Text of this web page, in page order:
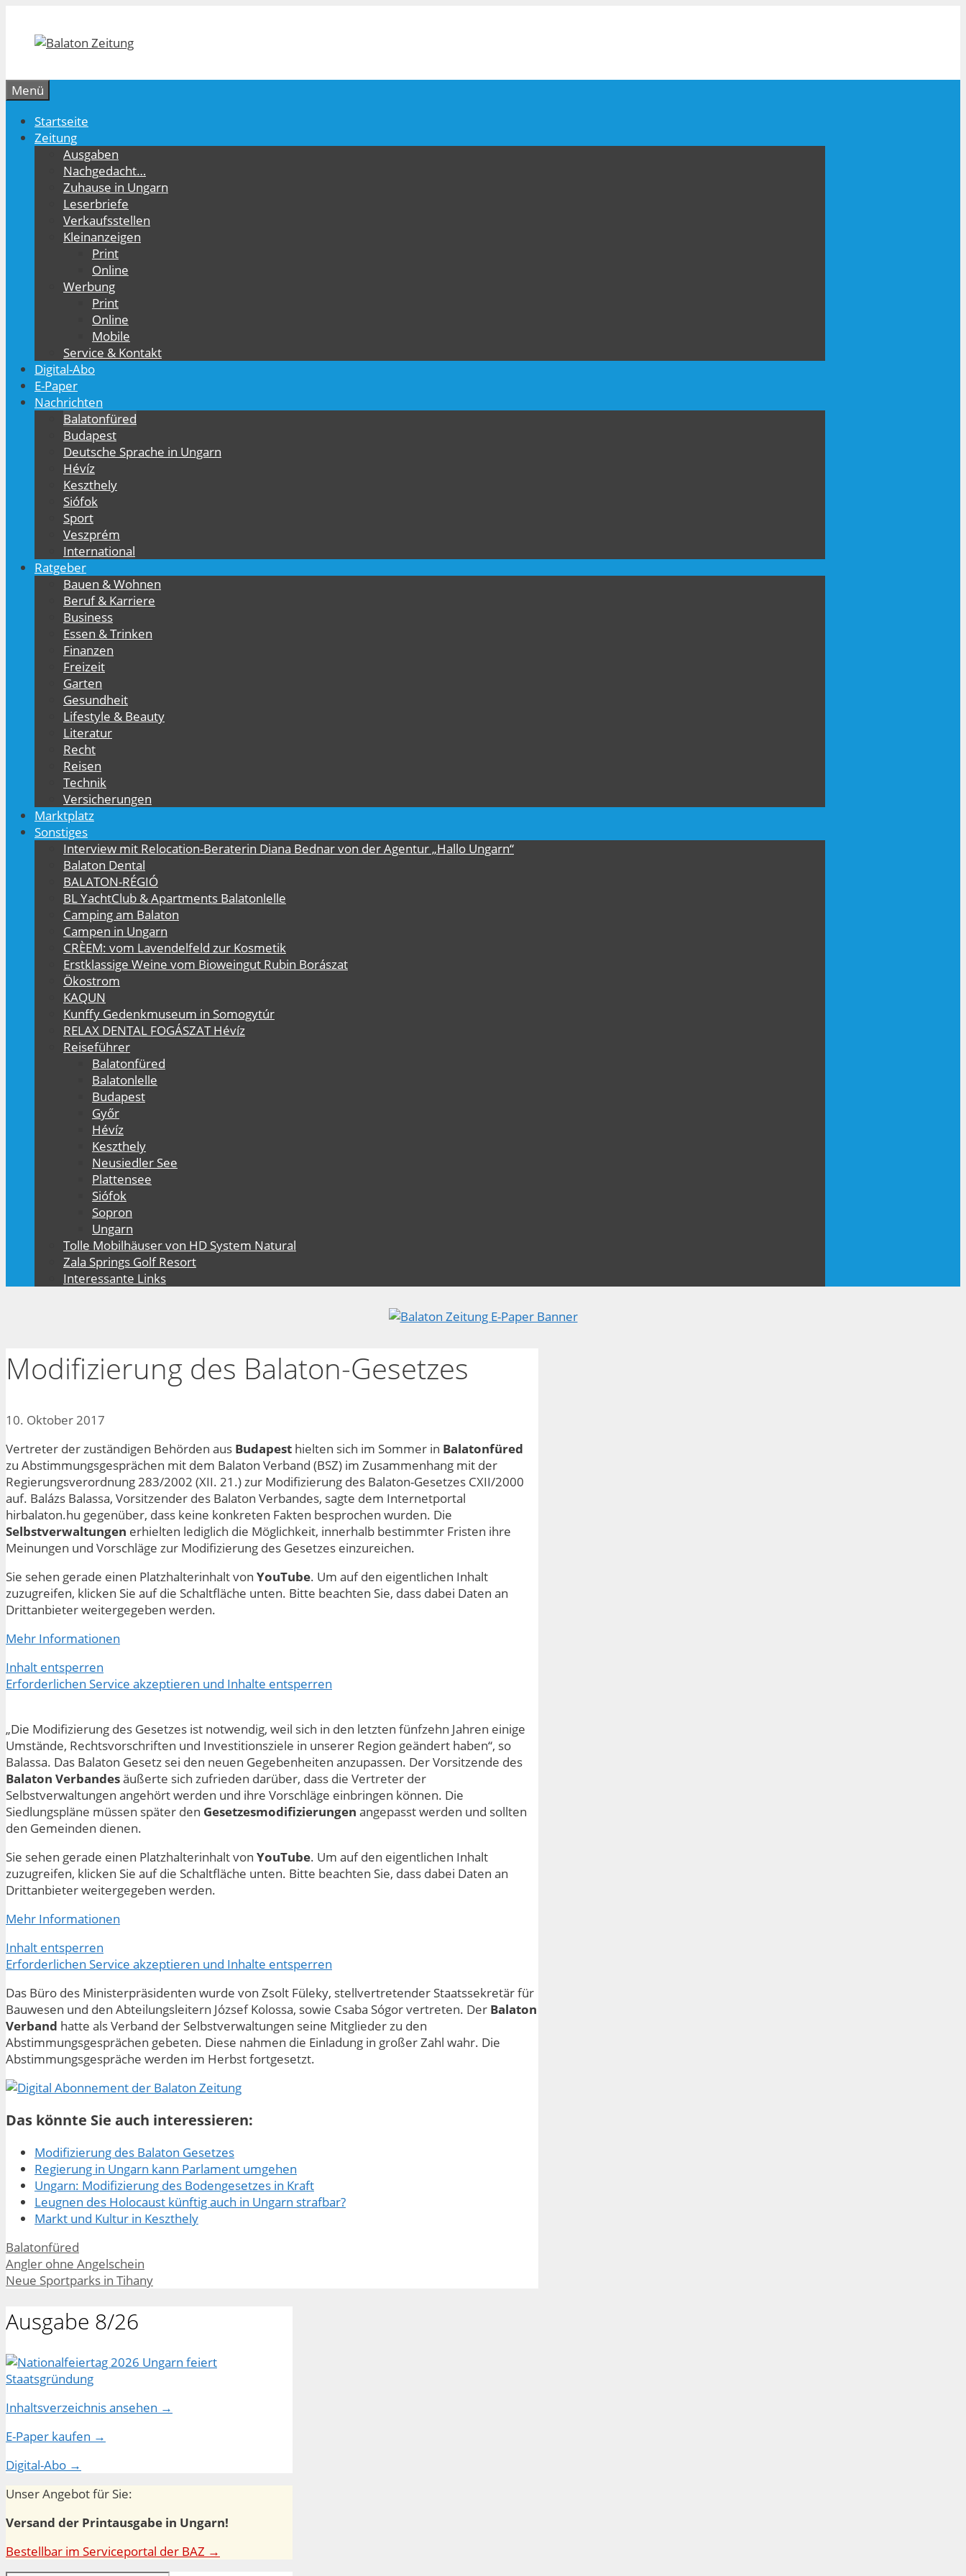
springen
Menü
Startseite
Zeitung
Ausgaben
Nachgedacht…
Zuhause in Ungarn
Leserbriefe
Verkaufsstellen
Kleinanzeigen
Print
Online
Werbung
Print
Online
Mobile
Service & Kontakt
Digital-Abo
E-Paper
Nachrichten
Balatonfüred
Budapest
Deutsche Sprache in Ungarn
Hévíz
Keszthely
Siófok
Sport
Veszprém
International
Ratgeber
Bauen & Wohnen
Beruf & Karriere
Business
Essen & Trinken
Finanzen
Freizeit
Garten
Gesundheit
Lifestyle & Beauty
Literatur
Recht
Reisen
Technik
Versicherungen
Marktplatz
Sonstiges
Interview mit Relocation-Beraterin Diana Bednar von der Agentur „Hallo Ungarn“
Balaton Dental
BALATON-RÉGIÓ
BL YachtClub & Apartments Balatonlelle
Camping am Balaton
Campen in Ungarn
CRÈEM: vom Lavendelfeld zur Kosmetik
Erstklassige Weine vom Bioweingut Rubin Borászat
Ökostrom
KAQUN
Kunffy Gedenkmuseum in Somogytúr
RELAX DENTAL FOGÁSZAT Hévíz
Reiseführer
Balatonfüred
Balatonlelle
Budapest
Győr
Hévíz
Keszthely
Neusiedler See
Plattensee
Siófok
Sopron
Ungarn
Tolle Mobilhäuser von HD System Natural
Zala Springs Golf Resort
Interessante Links
Modifizierung des Balaton-Gesetzes
10. Oktober 2017
Vertreter der zuständigen Behörden aus Budapest hielten sich im Sommer in Balatonfüred
zu Abstimmungsgesprächen mit dem Balaton Verband (BSZ) im Zusammenhang mit der
Regierungsverordnung 283/2002 (XII. 21.) zur Modifizierung des Balaton-Gesetzes CXII/2000
auf. Balázs Balassa, Vorsitzender des Balaton Verbandes, sagte dem Internetportal
hirbalaton.hu gegenüber, dass keine konkreten Fakten besprochen wurden. Die
Selbstverwaltungen erhielten lediglich die Möglichkeit, innerhalb bestimmter Fristen ihre
Meinungen und Vorschläge zur Modifizierung des Gesetzes einzureichen.
Sie sehen gerade einen Platzhalterinhalt von YouTube. Um auf den eigentlichen Inhalt
zuzugreifen, klicken Sie auf die Schaltfläche unten. Bitte beachten Sie, dass dabei Daten an
Drittanbieter weitergegeben werden.
Mehr Informationen
Inhalt entsperren
Erforderlichen Service akzeptieren und Inhalte entsperren
„Die Modifizierung des Gesetzes ist notwendig, weil sich in den letzten fünfzehn Jahren einige
Umstände, Rechtsvorschriften und Investitionsziele in unserer Region geändert haben“, so
Balassa. Das Balaton Gesetz sei den neuen Gegebenheiten anzupassen. Der Vorsitzende des
Balaton Verbandesäußerte sich zufrieden darüber, dass die Vertreter der
Selbstverwaltungen angehört werden und ihre Vorschläge einbringen können. Die
Siedlungspläne müssen später den Gesetzesmodifizierungen angepasst werden und sollten
den Gemeinden dienen.
Sie sehen gerade einen Platzhalterinhalt von YouTube. Um auf den eigentlichen Inhalt
zuzugreifen, klicken Sie auf die Schaltfläche unten. Bitte beachten Sie, dass dabei Daten an
Drittanbieter weitergegeben werden.
Mehr Informationen
Inhalt entsperren
Erforderlichen Service akzeptieren und Inhalte entsperren
Das Büro des Ministerpräsidenten wurde von Zsolt Füleky, stellvertretender Staatssekretär für
Bauwesen und den Abteilungsleitern József Kolossa, sowie Csaba Sógor vertreten. Der Balaton
Verband hatte als Verband der Selbstverwaltungen seine Mitglieder zu den
Abstimmungsgesprächen gebeten. Diese nahmen die Einladung in großer Zahl wahr. Die
Abstimmungsgespräche werden im Herbst fortgesetzt.
Das könnte Sie auch interessieren:
Modifizierung des Balaton Gesetzes
Regierung in Ungarn kann Parlament umgehen
Ungarn: Modifizierung des Bodengesetzes in Kraft
Leugnen des Holocaust künftig auch in Ungarn strafbar?
Markt und Kultur in Keszthely
Kategorien
Balatonfüred
Angler ohne Angelschein
Neue Sportparks in Tihany
Ausgabe 8/26
Inhaltsverzeichnis ansehen →
E-Paper kaufen →
Digital-Abo →
Unser Angebot für Sie:
Versand der Printausgabe in Ungarn!
Bestellbar im Serviceportal der BAZ →